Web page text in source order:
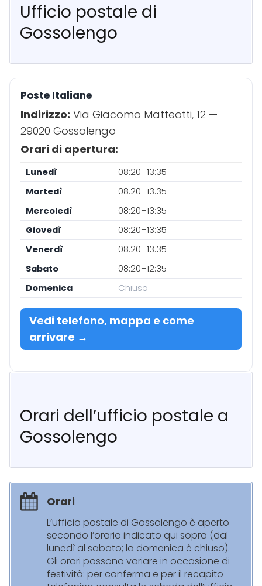
Ufficio postale di
Gossolengo
Poste Italiane
Indirizzo: Via Giacomo Matteotti, 12 —
29020 Gossolengo
Orari di apertura:
Lunedì
08:20–13:35
Martedì
08:20–13:35
Mercoledì
08:20–13:35
Giovedì
08:20–13:35
Venerdì
08:20–13:35
Sabato
08:20–12:35
Domenica
Chiuso
Vedi telefono, mappa e come
arrivare →
Orari dell’ufficio postale a
Gossolengo
Orari
L’ufficio postale di Gossolengo è aperto
secondo l’orario indicato qui sopra (dal
lunedì al sabato; la domenica è chiuso).
Gli orari possono variare in occasione di
festività: per conferma e per il recapito